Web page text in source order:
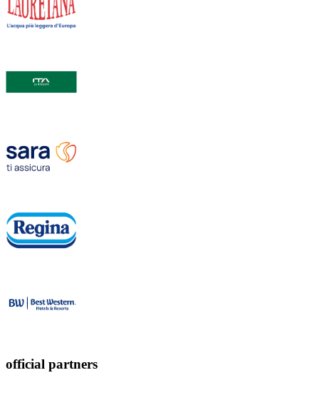
official partners